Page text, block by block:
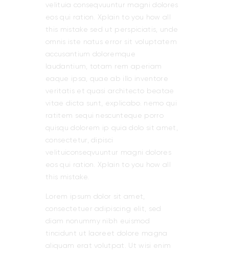
velituia conseqvuuntur magni dolores
eos qui ration. Xplain to you how all
this mistake sed ut perspiciatis, unde
omnis iste natus error sit voluptatem
accusantium doloremque
laudantium, totam rem aperiam
eaque ipsa, quae ab illo inventore
veritatis et quasi architecto beatae
vitae dicta sunt, explicabo. nemo qui
ratitem sequi nescunteque porro
quisqu dolorem ip quia dolo sit amet,
consectetur, dipisci
velituiconseqvuuntur magni dolores
eos qui ration. Xplain to you how all
this mistake.
Lorem ipsum dolor sit amet,
consectetuer adipiscing elit, sed
diam nonummy nibh euismod
tincidunt ut laoreet dolore magna
aliquam erat volutpat. Ut wisi enim